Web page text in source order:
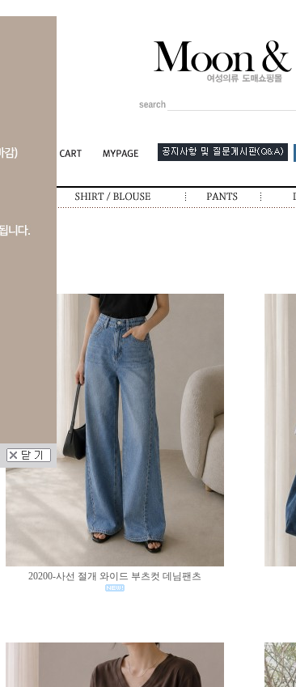
20200-사선 절개 와이드 부츠컷 데님팬츠